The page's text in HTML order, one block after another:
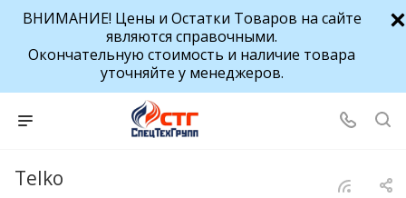
ВНИМАНИЕ! Цены и Остатки Товаров на сайте
являются справочными.
Окончательную стоимость и наличие товара
уточняйте у менеджеров.
Telko